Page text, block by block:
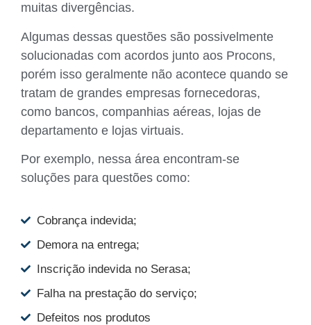
muitas divergências.
Algumas dessas questões são possivelmente
solucionadas com acordos junto aos Procons,
porém isso geralmente não acontece quando se
tratam de grandes empresas fornecedoras,
como bancos, companhias aéreas, lojas de
departamento e lojas virtuais.
Por exemplo, nessa área encontram-se
soluções para questões como:
Cobrança indevida;
Demora na entrega;
Inscrição indevida no Serasa;
Falha na prestação do serviço;
Defeitos nos produtos